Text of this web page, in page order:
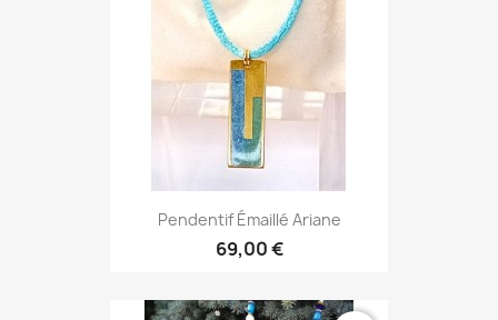
Pendentif Émaillé Ariane
69,00 €